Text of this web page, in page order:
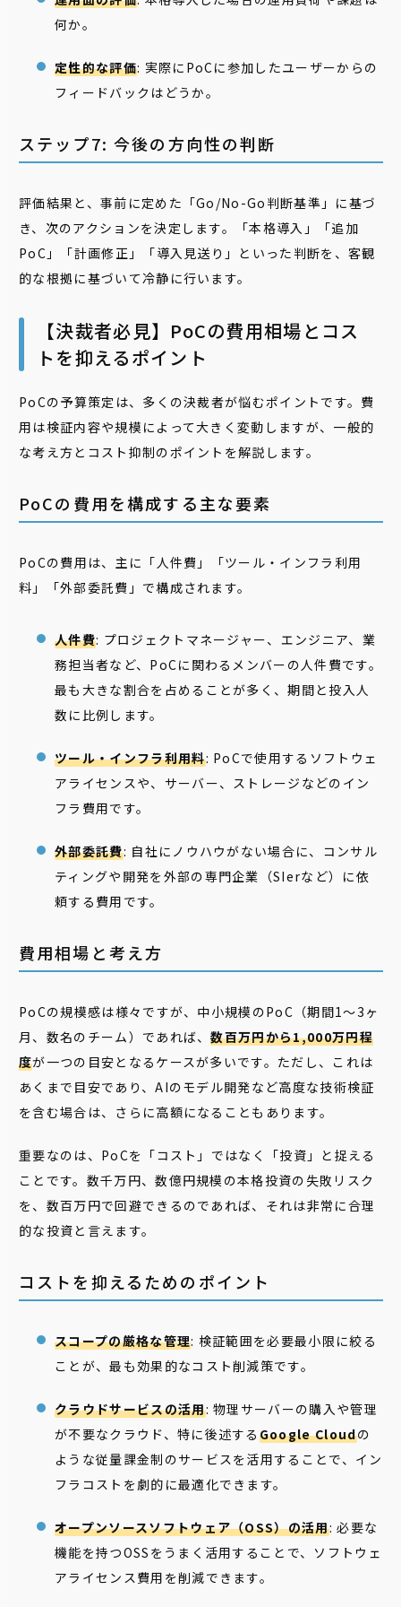
何か。
定性的な評価: 実際にPoCに参加したユーザーからの
フィードバックはどうか。
ステップ7: 今後の方向性の判断
評価結果と、事前に定めた「Go/No-Go判断基準」に基づ
き、次のアクションを決定します。「本格導入」「追加
PoC」「計画修正」「導入見送り」といった判断を、客観
的な根拠に基づいて冷静に行います。
【決裁者必見】PoCの費用相場とコス
トを抑えるポイント
PoCの予算策定は、多くの決裁者が悩むポイントです。費
用は検証内容や規模によって大きく変動しますが、一般的
な考え方とコスト抑制のポイントを解説します。
PoCの費用を構成する主な要素
PoCの費用は、主に「人件費」「ツール・インフラ利用
料」「外部委託費」で構成されます。
人件費: プロジェクトマネージャー、エンジニア、業
務担当者など、PoCに関わるメンバーの人件費です。
最も大きな割合を占めることが多く、期間と投入人
数に比例します。
ツール・インフラ利用料: PoCで使用するソフトウェ
アライセンスや、サーバー、ストレージなどのイン
フラ費用です。
外部委託費: 自社にノウハウがない場合に、コンサル
ティングや開発を外部の専門企業（SIerなど）に依
頼する費用です。
費用相場と考え方
PoCの規模感は様々ですが、中小規模のPoC（期間1〜3ヶ
月、数名のチーム）であれば、数百万円から1,000万円程
度が一つの目安となるケースが多いです。ただし、これは
あくまで目安であり、AIのモデル開発など高度な技術検証
を含む場合は、さらに高額になることもあります。
重要なのは、PoCを「コスト」ではなく「投資」と捉える
ことです。数千万円、数億円規模の本格投資の失敗リスク
を、数百万円で回避できるのであれば、それは非常に合理
的な投資と言えます。
コストを抑えるためのポイント
スコープの厳格な管理: 検証範囲を必要最小限に絞る
ことが、最も効果的なコスト削減策です。
クラウドサービスの活用: 物理サーバーの購入や管理
が不要なクラウド、特に後述する Google Cloudの
ような従量課金制のサービスを活用することで、イン
フラコストを劇的に最適化できます。
オープンソースソフトウェア（OSS）の活用: 必要な
機能を持つOSSをうまく活用することで、ソフトウェ
アライセンス費用を削減できます。